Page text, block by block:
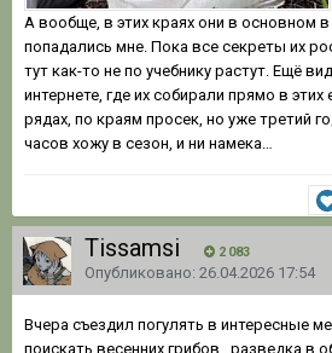
А вообще, в этих краях они в основном в
попадались мне. Пока все секреты их
тут как-то не по учебнику растут. Ещё
интернете, где их собирали прямо в
рядах, по краям просек, но уже третий
часов хожу в сезон, и ни намека…
Tissamsi 2 083
Опубликовано: 26.04.2026 17:54
Вчера съездил погулять в интересные
поискать весенних грибов.. разведка в